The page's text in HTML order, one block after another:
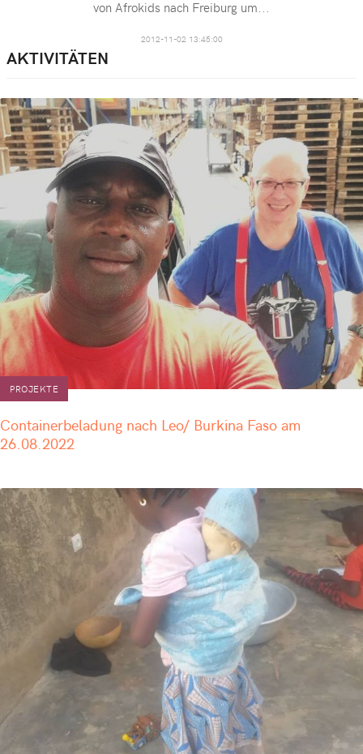
von Afrokids nach Freiburg um...
2012-11-02 13:45:00
AKTIVITÄTEN
PROJEKTE
Containerbeladung nach Leo/ Burkina Faso am
26.08.2022